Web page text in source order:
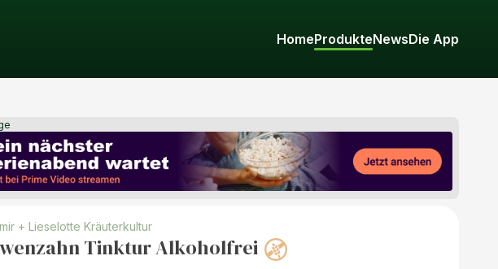
HomeProdukteNewsDie App
+ Lieselotte Kräuterkultur
Tinktur Alkoholfrei